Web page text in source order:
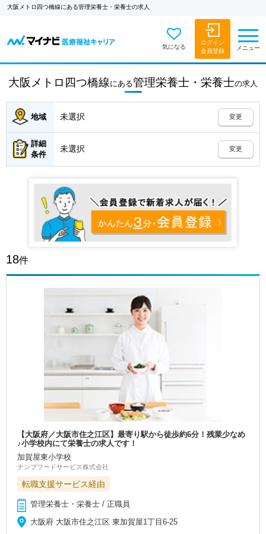
大阪メトロ四つ橋線にある管理栄養士・栄養士の求人
気になる
ログイン
会員登録
メニュー
大阪メトロ四つ橋線 にある管理栄養士・栄養士の求人
地域 未選択 変更
詳細
条件
未選択 変更
18件
【大阪府／大阪市住之江区】最寄り駅から徒歩約6分！残業少なめ
♪小学校内にて栄養士の求人です！
加賀屋東小学校
ナンブフードサービス株式会社
転職支援サービス経由
管理栄養士・栄養士 / 正職員
大阪府 大阪市住之江区 東加賀屋1丁目6-25